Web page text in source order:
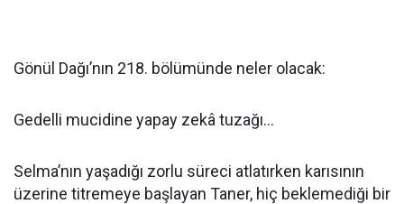
Gönül Dağı’nın 218. bölümünde neler olacak:
Gedelli mucidine yapay zekâ tuzağı…
Selma’nın yaşadığı zorlu süreci atlatırken karısının
üzerine titremeye başlayan Taner, hiç beklemediği bir